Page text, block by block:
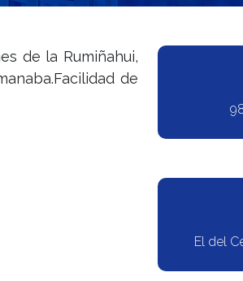
de la Rumiñahui,
de
El del